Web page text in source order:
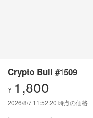
Crypto Bull #1509
¥ 1,800
2026/8/7 11:52:20 時点の価格